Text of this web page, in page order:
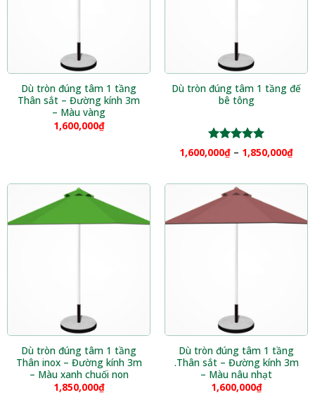
Dù tròn đúng tâm 1 tầng
Thân sắt – Đường kính 3m
– Màu vàng
1,600,000₫
Dù tròn đúng tâm 1 tầng đế
bê tông
Được xếp
hạng
5.00
1,600,000₫ – 1,850,000₫
Dù tròn đúng tâm 1 tầng
Thân inox – Đường kính 3m
– Màu xanh chuối non
1,850,000₫
Dù tròn đúng tâm 1 tầng
.Thân sắt – Đường kính 3m
– Màu nâu nhạt
1,600,000₫